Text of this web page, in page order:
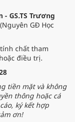
GS.TS Trương
GĐ Học
chất tham
điều trị.
tiền mặt và không
thông hoặc cá
ký kết hợp
ơn!